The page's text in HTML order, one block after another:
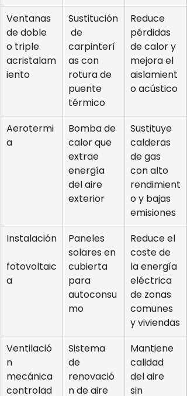
Ventanas
de doble
o triple
acristalam
iento
Sustitución
de
carpinterí
as con
rotura de
puente
térmico
Reduce
pérdidas
de calor y
mejora el
aislamient
o acústico
Aerotermi
a
Bomba de
calor que
extrae
energía
del aire
exterior
Sustituye
calderas
de gas
con alto
rendimient
o y bajas
emisiones
Instalación
fotovoltaic
a
Paneles
solares en
cubierta
para
autoconsu
mo
Reduce el
coste de
la energía
eléctrica
de zonas
comunes
y viviendas
Ventilació
n
mecánica
controlad
Sistema
de
renovació
n de aire
Mantiene
calidad
del aire
sin